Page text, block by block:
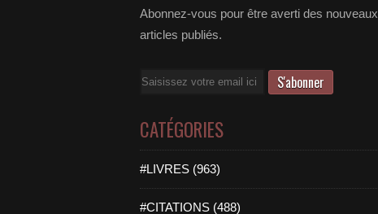
Abonnez-vous pour être averti des nouveaux
articles publiés.
Email
CATÉGORIES
#LIVRES (963)
#CITATIONS (488)